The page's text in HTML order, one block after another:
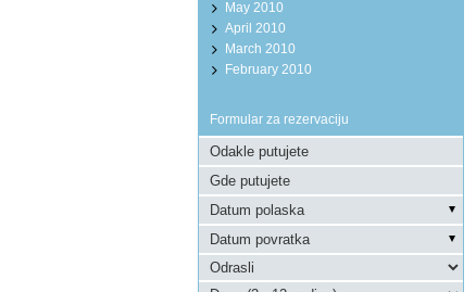
May 2010
April 2010
March 2010
February 2010
Formular za rezervaciju